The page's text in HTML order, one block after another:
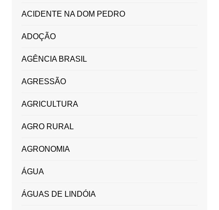
ACIDENTE NA DOM PEDRO
ADOÇÃO
AGÊNCIA BRASIL
AGRESSÃO
AGRICULTURA
AGRO RURAL
AGRONOMIA
ÁGUA
ÁGUAS DE LINDÓIA